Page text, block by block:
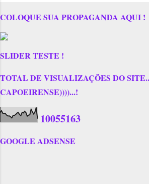
COLOQUE SUA PROPAGANDA AQUI !
SLIDER TESTE !
TOTAL DE VISUALIZAÇÕES DO
CAPOEIRENSE))))...!
10055163
GOOGLE ADSENSE